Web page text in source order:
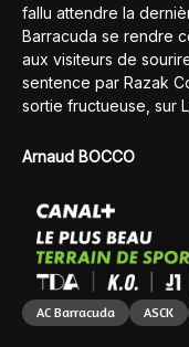
fallu attendre la
Barracuda se rendre
aux visiteurs de
sentence par Razak
sortie fructueuse, sur
Arnaud BOCCO
AC Barracuda ASCK